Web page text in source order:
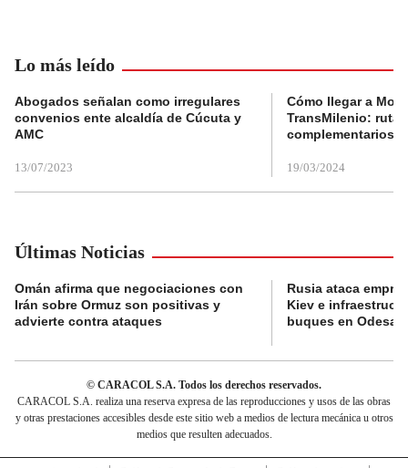
Lo más leído
Abogados señalan como irregulares
convenios ente alcaldía de Cúcuta y
AMC
13/07/2023
Cómo llegar a
TransMilenio:
complementarios
19/03/2024
Últimas Noticias
Omán afirma que negociaciones con
Irán sobre Ormuz son positivas y
advierte contra ataques
Rusia ataca
Kiev e
buques en Odesa
© CARACOL S.A. Todos los derechos reservados.
CARACOL S.A. realiza una reserva expresa de las reproducciones y usos de las obras
y otras prestaciones accesibles desde este sitio web a medios de lectura mecánica u otros
medios que resulten adecuados.